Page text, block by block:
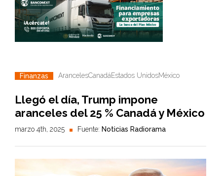
Finanzas ArancelesCanadáEstados UnidosMéxico
Llegó el día, Trump impone
aranceles del 25 % Canadá y México
marzo 4th, 2025 Fuente: Noticias Radiorama